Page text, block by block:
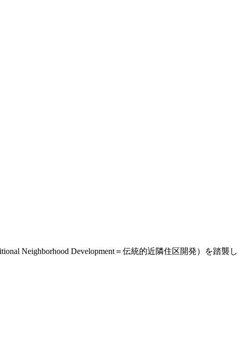
Neighborhood Development＝伝統的近隣住区開発）を踏襲し